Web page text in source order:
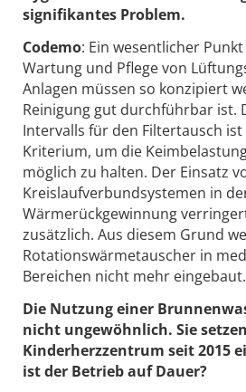
signifikantes Problem.
Codemo: Ein wesentlicher
Wartung und Pflege von
Anlagen müssen so konzipiert
Reinigung gut durchführbar ist.
Intervalls für den Filtertausch ist
Kriterium, um die
möglich zu halten. Der Einsatz
Kreislaufverbundsystemen in
Wärmerückgewinnung
zusätzlich. Aus diesem Grund
Rotationswärmetauscher in
Bereichen nicht mehr eingebaut.
Die Nutzung einer
nicht ungewöhnlich. Sie
Kinderherzzentrum seit 2015
ist der Betrieb auf Dauer?